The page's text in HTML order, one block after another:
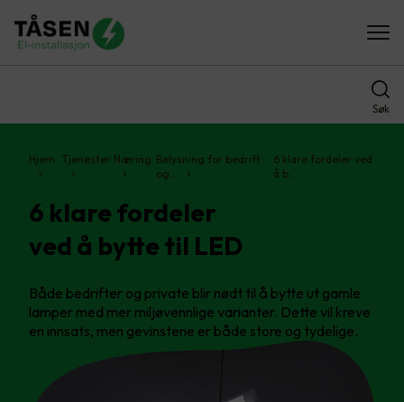
Søk
Hjem Tjenester Næring Belysning for bedrift
og…
6 klare fordeler ved
å b…
6 klare fordeler
ved å bytte til LED
Både bedrifter og private blir nødt til å bytte ut gamle
lamper med mer miljøvennlige varianter. Dette vil kreve
en innsats, men gevinstene er både store og tydelige.